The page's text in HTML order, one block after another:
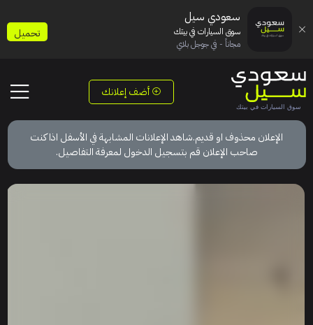
أضف إعلانك
الإعلان محذوف او قديم.شاهد الإعلانات المشابهة في الأسفل اذا كنت
صاحب الإعلان قم بتسجيل الدخول لمعرفة التفاصيل.
سعودي سيل
سوق السيارات في بيتك
مجاناً - في جوجل بلاي
تحميل